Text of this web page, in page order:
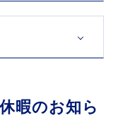
暇のお知ら